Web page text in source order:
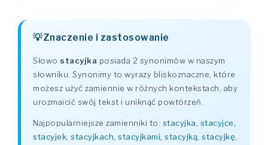
Znaczenie i zastosowanie
Słowo stacyjka posiada 2 synonimów w naszym
słowniku. Synonimy to wyrazy bliskoznaczne, które
możesz użyć zamiennie w różnych kontekstach, aby
urozmaicić swój tekst i uniknąć powtórzeń.
Najpopularniejsze zamienniki to: stacyjka, stacyjce,
stacyjek, stacyjkach, stacyjkami, stacyjką, stacyjkę,